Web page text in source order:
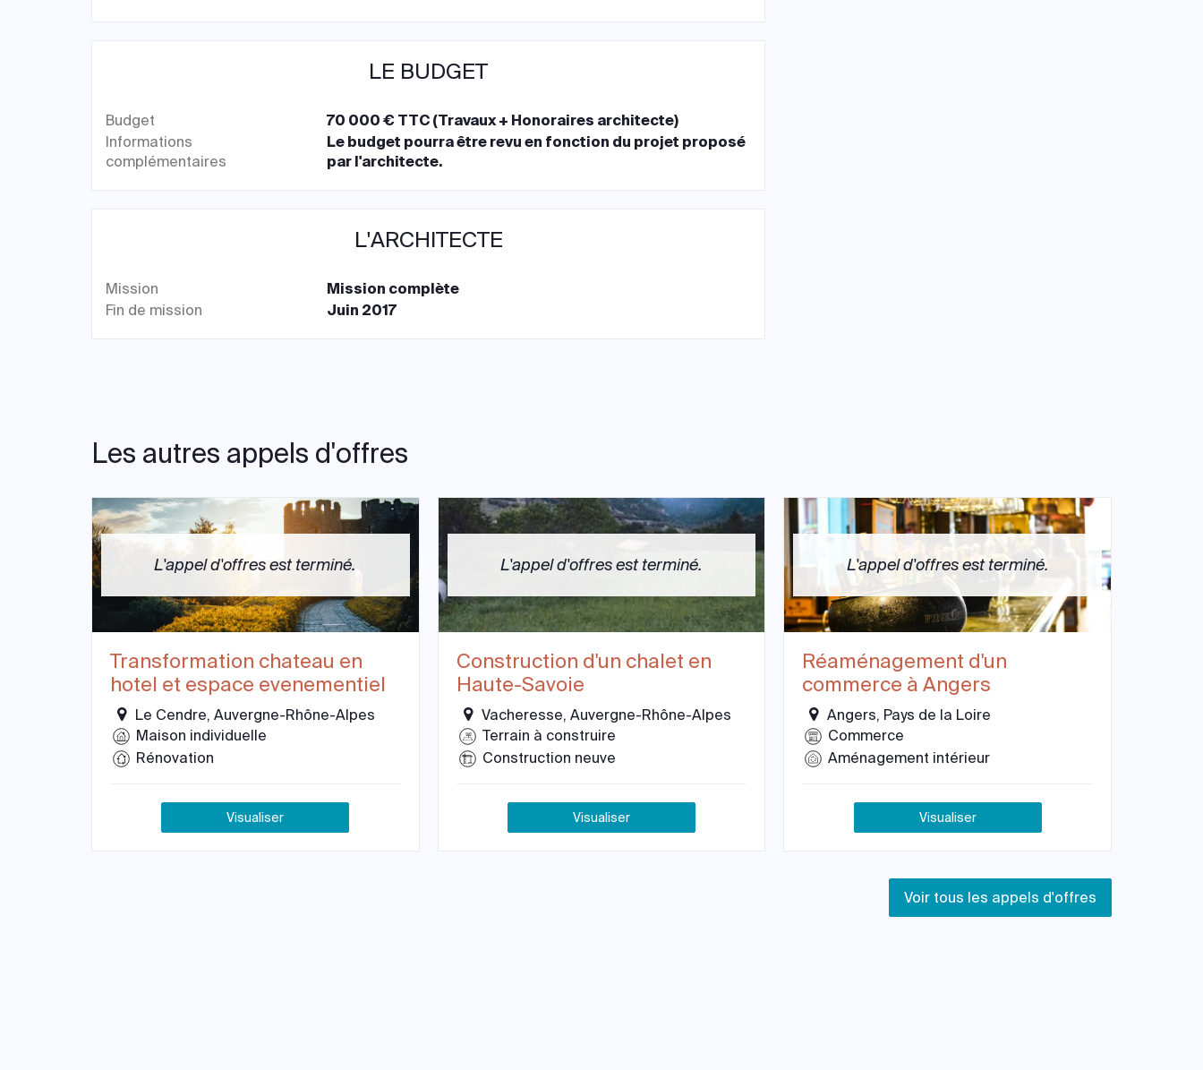
LE BUDGET
Budget
70 000 € TTC (Travaux + Honoraires architecte)
Informations
complémentaires
Le budget pourra être revu en fonction du projet proposé
par l'architecte.
L'ARCHITECTE
Mission
Mission complète
Fin de mission
Juin 2017
Les autres appels d'offres
L'appel d'offres est terminé.
Transformation chateau en
hotel et espace evenementiel
Le Cendre, Auvergne-Rhône-Alpes
Maison individuelle
Rénovation
Visualiser
L'appel d'offres est terminé.
Construction d'un chalet en
Haute-Savoie
Vacheresse, Auvergne-Rhône-Alpes
Terrain à construire
Construction neuve
Visualiser
L'appel d'offres est terminé.
Réaménagement d'un
commerce à Angers
Angers, Pays de la Loire
Commerce
Aménagement intérieur
Visualiser
Voir tous les appels d'offres